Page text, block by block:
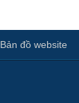
Bản đồ website